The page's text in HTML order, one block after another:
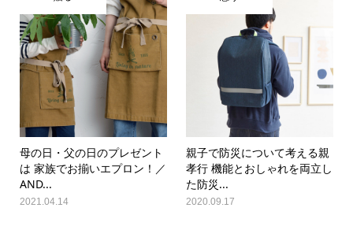
母の日・父の日のプレゼント
は 家族でお揃いエプロン！／
AND...
2021.04.14
親子で防災について考える親
孝行 機能とおしゃれを両立し
た防災...
2020.09.17